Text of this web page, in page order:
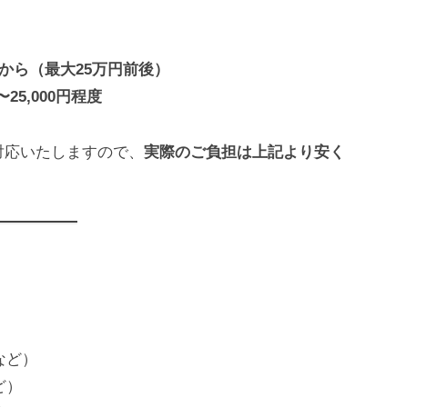
ら（最大25万円前後）
25,000円程度
いたしますので、実際のご負担は上記より安く
）